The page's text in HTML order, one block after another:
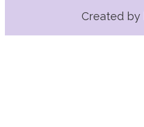
Created by